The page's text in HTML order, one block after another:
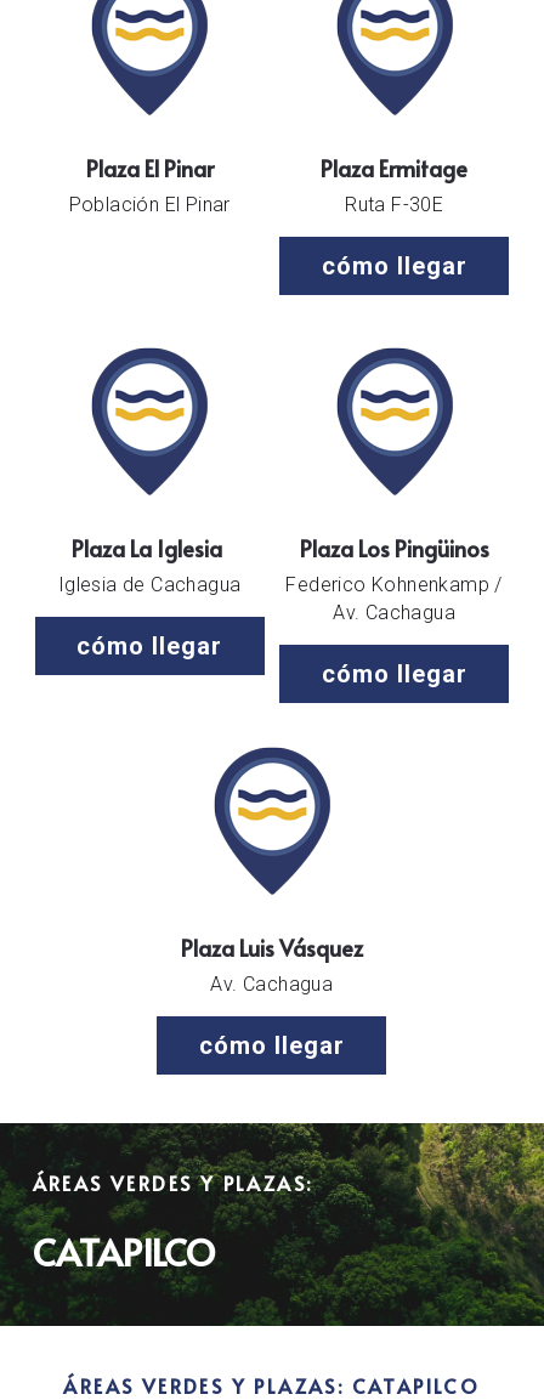
Plaza El Pinar
Población El Pinar
Plaza Ermitage
Ruta F-30E
cómo llegar
Plaza La Iglesia
Iglesia de Cachagua
cómo llegar
Plaza Los Pingüinos
Federico Kohnenkamp /
Av. Cachagua
cómo llegar
Plaza Luis Vásquez
Av. Cachagua
cómo llegar
ÁREAS VERDES Y PLAZAS:
CATAPILCO
ÁREAS VERDES Y PLAZAS: CATAPILCO